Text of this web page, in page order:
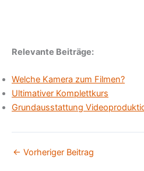
Relevante Beiträge:
Welche Kamera zum Filmen?
Ultimativer Komplettkurs
Grundausstattung
← Vorheriger Beitrag